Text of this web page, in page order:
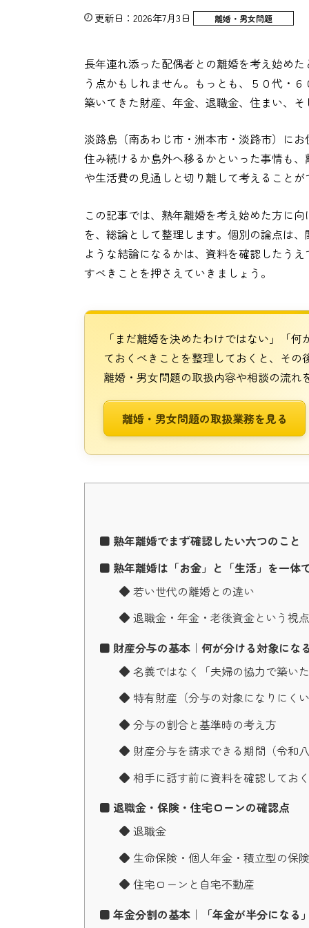
更新日：2026年7月3日 離婚・男女問題
長年連れ添った配偶者との離婚を考え始め
う点かもしれません。もっとも、５０代・
築いてきた財産、年金、退職金、住まい、
淡路島（南あわじ市・洲本市・淡路市）に
住み続けるか島外へ移るかといった事情も
や生活費の見通しと切り離して考えること
この記事では、熟年離婚を考え始めた方に
を、総論として整理します。個別の論点は
ような結論になるかは、資料を確認したう
すべきことを押さえていきましょう。
「まだ離婚を決めたわけではない」「
ておくべきことを整理しておくと、そ
離婚・男女問題の取扱内容や相談の流れ
離婚・男女問題の取扱業務を見る
■ 熟年離婚でまず確認したい六つのこと
■ 熟年離婚は「お金」と「生活」を一体
◆ 若い世代の離婚との違い
◆ 退職金・年金・老後資金という視点
■ 財産分与の基本｜何が分ける対象にな
◆ 名義ではなく「夫婦の協力で築い
◆ 特有財産（分与の対象になりにく
◆ 分与の割合と基準時の考え方
◆ 財産分与を請求できる期間（令和
◆ 相手に話す前に資料を確認しておく
■ 退職金・保険・住宅ローンの確認点
◆ 退職金
◆ 生命保険・個人年金・積立型の保険
◆ 住宅ローンと自宅不動産
■ 年金分割の基本｜「年金が半分になる